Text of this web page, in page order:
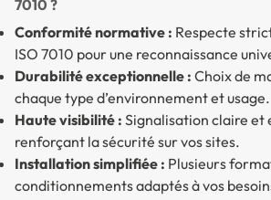
7010 ?
Conformité normative : Respecte
ISO 7010 pour une reconnaissance
Durabilité exceptionnelle : Choix de
chaque type d’environnement et usage.
Haute visibilité : Signalisation claire et
renforçant la sécurité sur vos sites.
Installation simplifiée : Plusieurs
conditionnements adaptés à vos